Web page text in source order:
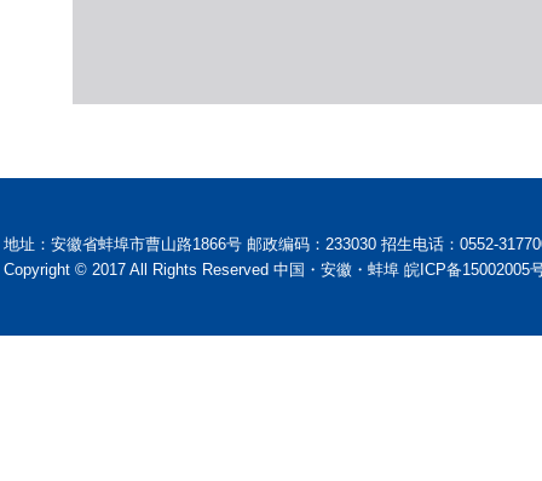
地址：安徽省蚌埠市曹山路1866号 邮政编码：233030 招生电话：0552-
Copyright © 2017 All Rights Reserved 中国・安徽・蚌埠 皖ICP备15002005